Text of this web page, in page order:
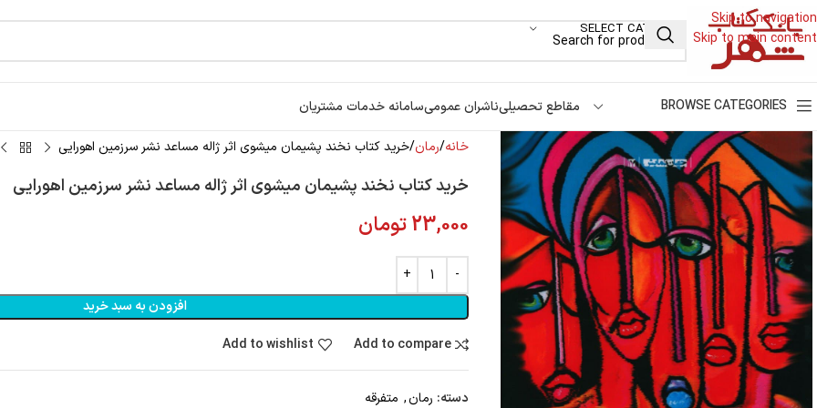
Skip to navigation
Skip to main content
SELECT CATEGORY
BROWSE CATEGORIES مقاطع تحصیلیناشران عمومیسامانه خدمات مشتریان
خانه رمان خرید کتاب نخند پشیمان میشوی اثر ژاله مساعد نشر سرزمین اهورایی
خرید کتاب نخند پشیمان میشوی اثر ژاله مساعد نشر سرزمین اهورایی
23,000تومان
افزودن به سبد خرید
Add to compare
Add to wishlist
دسته: رمان, متفرقه